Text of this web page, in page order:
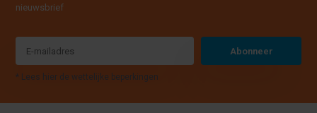
nieuwsbrief
Abonneer
* Lees hier de wettelijke beperkingen